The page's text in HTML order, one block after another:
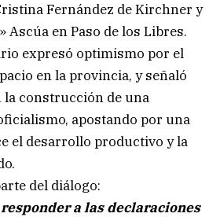
Fernández de Kirchner y
Ascúa en Paso de los Libres.
expresó optimismo por el
en la provincia, y señaló
la construcción de una
apostando por una
el desarrollo productivo y la
del diálogo:
a las declaraciones